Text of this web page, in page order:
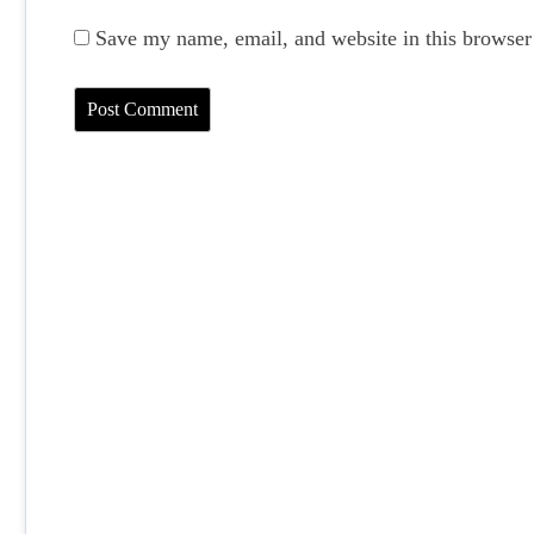
Save my name, email, and website in this